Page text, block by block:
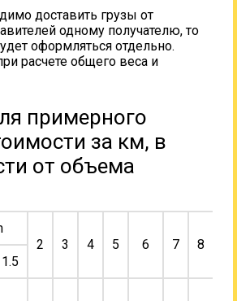
доставить грузы от
одному получателю, то
оформляться отдельно.
расчете общего веса и
примерного
за км, в
от объема
2
3 4 5 6 7 8
1.5